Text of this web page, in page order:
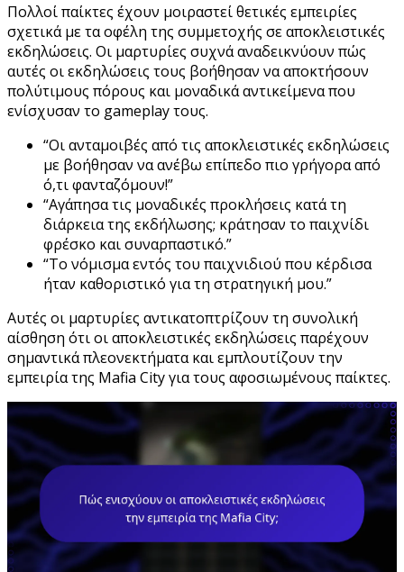
Πολλοί παίκτες έχουν μοιραστεί θετικές εμπειρίες
σχετικά με τα οφέλη της συμμετοχής σε αποκλειστικές
εκδηλώσεις. Οι μαρτυρίες συχνά αναδεικνύουν πώς
αυτές οι εκδηλώσεις τους βοήθησαν να αποκτήσουν
πολύτιμους πόρους και μοναδικά αντικείμενα που
ενίσχυσαν το gameplay τους.
“Οι ανταμοιβές από τις αποκλειστικές εκδηλώσεις
με βοήθησαν να ανέβω επίπεδο πιο γρήγορα από
ό,τι φανταζόμουν!”
“Αγάπησα τις μοναδικές προκλήσεις κατά τη
διάρκεια της εκδήλωσης; κράτησαν το παιχνίδι
φρέσκο και συναρπαστικό.”
“Το νόμισμα εντός του παιχνιδιού που κέρδισα
ήταν καθοριστικό για τη στρατηγική μου.”
Αυτές οι μαρτυρίες αντικατοπτρίζουν τη συνολική
αίσθηση ότι οι αποκλειστικές εκδηλώσεις παρέχουν
σημαντικά πλεονεκτήματα και εμπλουτίζουν την
εμπειρία της Mafia City για τους αφοσιωμένους παίκτες.